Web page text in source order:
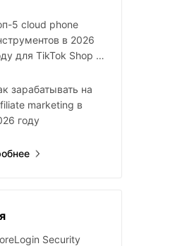
5 cloud phone
в 2026
для TikTok Shop и
зарабатывать на
marketing в
году
Security